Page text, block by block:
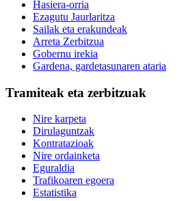
Hasiera-orria
Ezagutu Jaurlaritza
Sailak eta erakundeak
Arreta Zerbitzua
Gobernu irekia
Gardena, gardetasunaren ataria
Tramiteak eta zerbitzuak
Nire karpeta
Dirulaguntzak
Kontratazioak
Nire ordainketa
Eguraldia
Trafikoaren egoera
Estatistika